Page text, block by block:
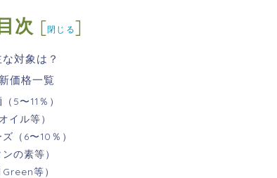
次 [閉じる]
対象は？
価格一覧
5〜11％）
イル等）
（6〜10％）
の素等）
等）